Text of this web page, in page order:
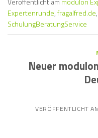
Expertenrunde,fragalfred.de,
SchulungBeratungService
Neuer
VERÖFFENTLICHT